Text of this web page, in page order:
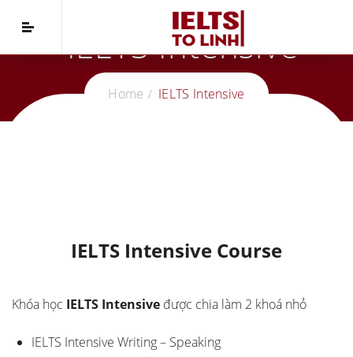
IELTS Intensive
Home IELTS Intensive
IELTS Intensive Course
Khóa học IELTS Intensive được chia làm 2 khoá nhỏ
IELTS Intensive Writing – Speaking